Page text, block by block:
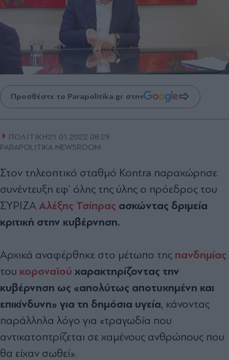
Προσθέστε το Parapolitika.gr στην
ΠΟΛΙΤΙΚΗ21.01.2022 08:29
PARAPOLITIKA NEWSROOM
Στον τηλεοπτικό σταθμό Kontra παραχώρησε
συνέντευξη εφ’ όλης της ύλης ο πρόεδρος του
ΣΥΡΙΖΑ Αλέξης Τσίπρας ασκώντας δριμεία
κριτική στην κυβέρνηση.
Αρχικά αναφέρθηκε στο μέτωπο της πανδημίας
του κοροναϊού χαρακτηρίζοντας την
κυβέρνηση ως «απολύτως αποτυχημένη και
επικίνδυνη» για τη δημόσια υγεία, κάνοντας
παράλληλα λόγο για «τραγωδία που
αντικατοπτρίζεται σε χαμένους ανθρώπους που
θα είχαν σωθεί».